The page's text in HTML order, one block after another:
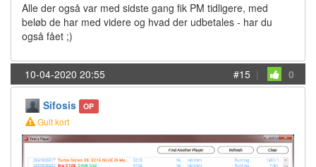
Alle der også var med sidste gang fik PM tidligere, med
beløb de har med videre og hvad der udbetales - har du
også fået ;)
10-04-2020 20:55 #15 | 0
Sifosis OP
Gult kort